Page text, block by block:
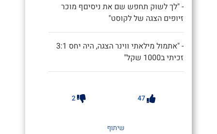
- "לך לשוק תחפש שם את ניסיםף מוכר
זיופים הצגה של לקוסט"
- "אתמול מילאתי ווינר הצגה, היה יחס 3:1
זכיתי ב1000 שקל"
47
2
שיתוף